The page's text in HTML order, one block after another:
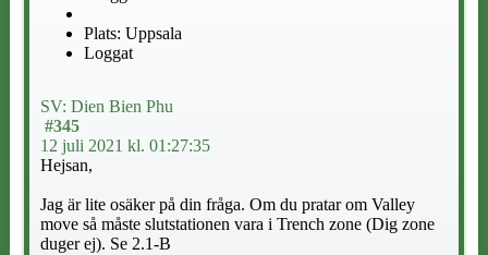
Plats: Uppsala
Loggat
SV: Dien Bien Phu
#345
12 juli 2021 kl. 01:27:35
Hejsan,
Jag är lite osäker på din fråga. Om du pratar om Valley
move så måste slutstationen vara i Trench zone (Dig zone
duger ej). Se 2.1-B